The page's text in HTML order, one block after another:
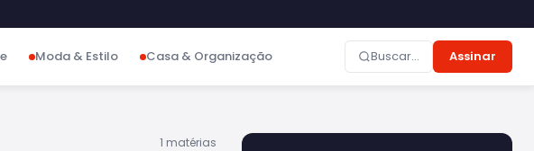
Moda & Estilo Casa & Organização Buscar... Assinar
1 matérias